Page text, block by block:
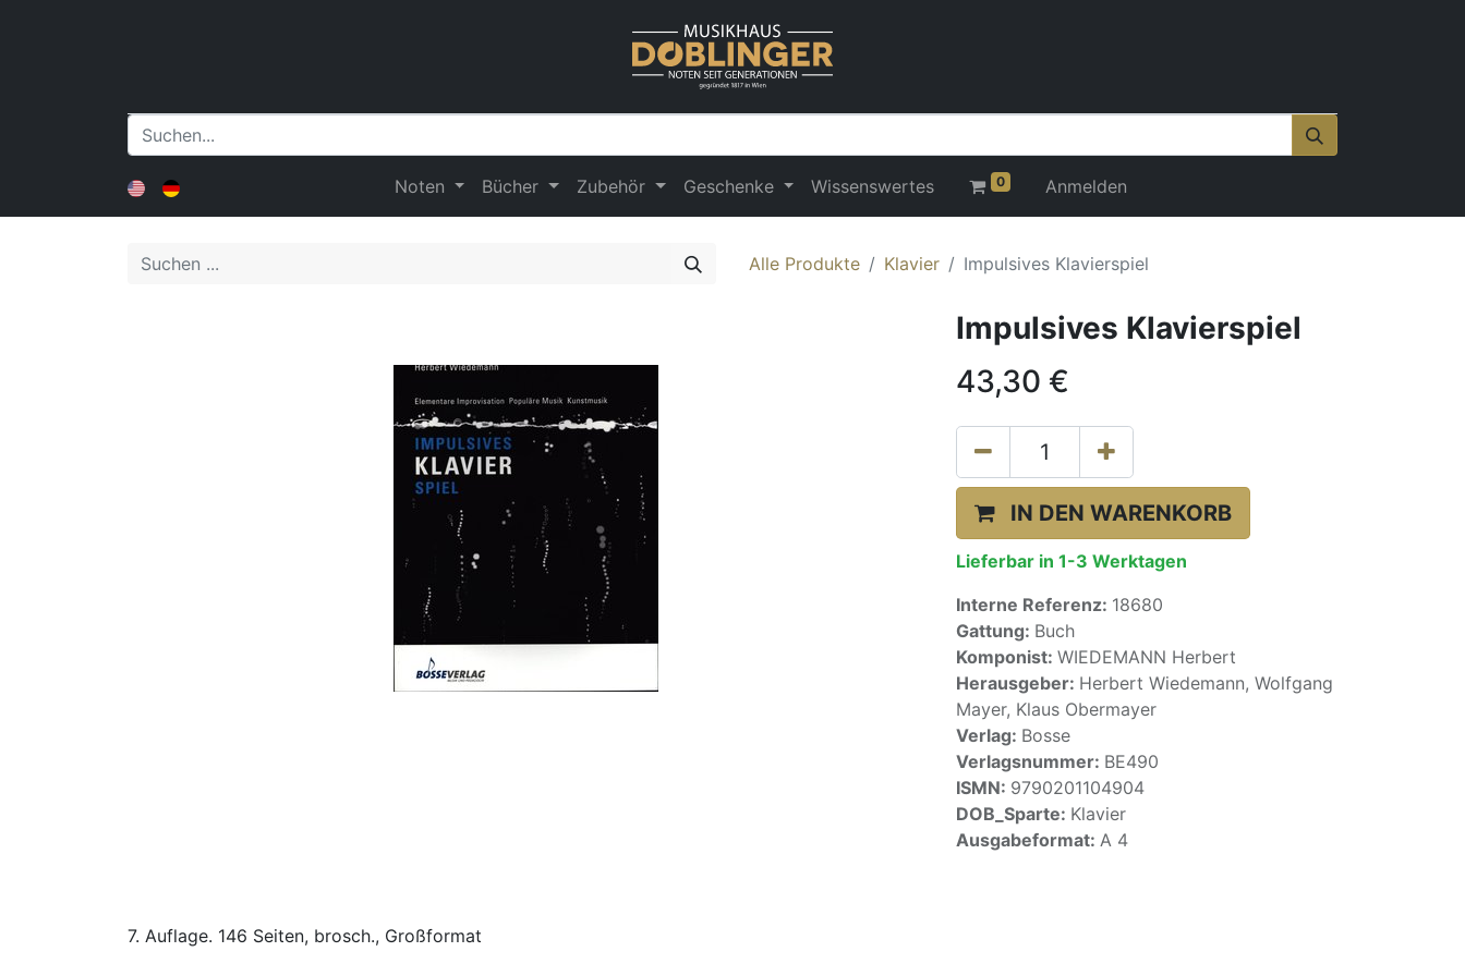
Noten Bücher Zubehör Geschenke Wissenswertes 0 Anmelden
Alle Produkte Klavier Impulsives Klavierspiel
Impulsives Klavierspiel
43,30 €
IN DEN WARENKORB
Lieferbar in 1-3 Werktagen
Interne Referenz: 18680
Gattung: Buch
Komponist: WIEDEMANN Herbert
Herausgeber: Herbert Wiedemann, Wolfgang
Mayer, Klaus Obermayer
Verlag: Bosse
Verlagsnummer: BE490
ISMN: 9790201104904
DOB_Sparte: Klavier
Ausgabeformat: A 4
7. Auflage. 146 Seiten, brosch., Großformat